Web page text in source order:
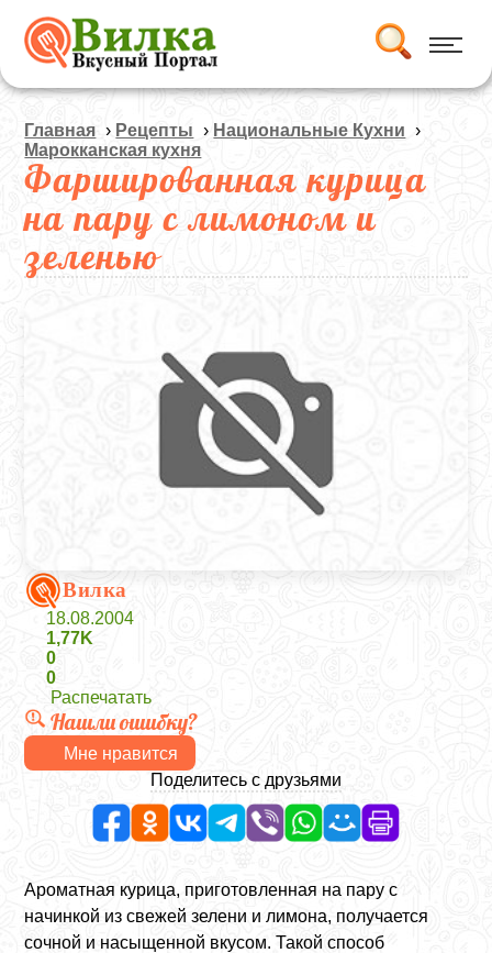
Главная › Рецепты › Национальные Кухни ›
Марокканская кухня
Фаршированная курица
на пару с лимоном и
зеленью
Вилка
18.08.2004
1,77K
0
0
Распечатать
Нашли ошибку?
Мне нравится
Поделитесь с друзьями
Ароматная курица, приготовленная на пару с
начинкой из свежей зелени и лимона, получается
сочной и насыщенной вкусом. Такой способ